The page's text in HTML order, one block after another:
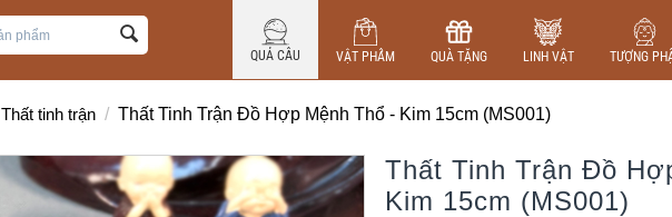
QUẢ CẦU VẬT PHẨM QUÀ TẶNG LINH VẬT TƯỢNG
Thất tinh trận / Thất Tinh Trận Đồ Hợp Mệnh Thổ - Kim 15cm (MS001)
Thất Tinh Trận Đồ
Kim 15cm (MS001)